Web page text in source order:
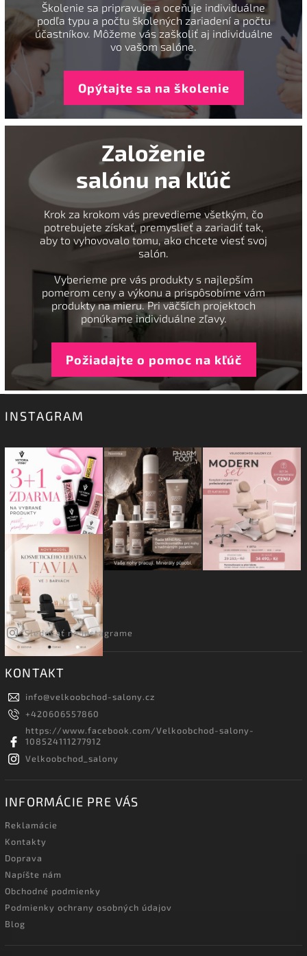
Školenie sa pripravuje a oceňuje individuálne
podľa typu a počtu školených zariadení a počtu
účastníkov. Môžeme vás zaškoliť aj individuálne
vo vašom salóne.
Opýtajte sa na školenie
Založenie
salónu na kľúč
Krok za krokom vás prevedieme všetkým, čo
potrebujete získať, premyslieť a zariadiť tak,
aby to vyhovovalo tomu, ako chcete viesť svoj
salón.
Vyberieme pre vás produkty s najlepším
pomerom ceny a výkonu a prispôsobíme vám
produkty na mieru. Pri väčších projektoch
ponúkame individuálne zľavy.
Požiadajte o pomoc na kľúč
INSTAGRAM
Sledovať na Instagrame
KONTAKT
info@velkoobchod-salony.cz
+420606557860
https://www.facebook.com/Velkoobchod-salony-
108524111277912
Velkoobchod_salony
INFORMÁCIE PRE VÁS
Reklamácie
Kontakty
Doprava
Napíšte nám
Obchodné podmienky
Podmienky ochrany osobných údajov
Blog